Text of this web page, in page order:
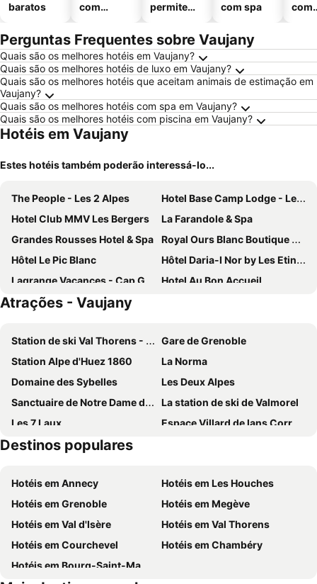
baratos
com
permitem
com spa
com
Perguntas Frequentes sobre Vaujany
Quais são os melhores hotéis em Vaujany?
Quais são os melhores hotéis de luxo em Vaujany?
Quais são os melhores hotéis que aceitam animais de estimação em
Vaujany?
Quais são os melhores hotéis com spa em Vaujany?
Quais são os melhores hotéis com piscina em Vaujany?
Hotéis em Vaujany
Estes hotéis também poderão interessá-lo...
The People - Les 2 Alpes
Hotel Base Camp Lodge - Les 2 Alpes
Hotel Club MMV Les Bergers
La Farandole & Spa
Grandes Rousses Hotel & Spa
Royal Ours Blanc Boutique Hôtel & Spa
Hôtel Le Pic Blanc
Hôtel Daria-I Nor by Les Etincelles
Lagrange Vacances - Cap Green
Hotel Au Bon Accueil
Chalet La Perle de L'Oisans - Appartements d'Exception
Alpenrose
Demeure Sauvage - Etage 2
Pierre & Vacances Residence Les Horizons d'Huez
La Clé des Bois
Hotel Le Terminus
Hotel Oberland
Auberge de la Foret
Hotel Des Alpes
Auberge du Freney
Mercure Les Deux Alpes 1800
Auberge Restaurant du Virage
Hotel Les Flocons
Hotel La Belle Etoile
Madame Vacances Hôtel Ibiza
Hôtel Chalet Mounier
Studio Zodiaque
Atrações - Vaujany
Station de ski Val Thorens - Les Trois Vallées
Gare de Grenoble
Station Alpe d'Huez 1860
La Norma
Domaine des Sybelles
Les Deux Alpes
Sanctuaire de Notre Dame de la Salette
La station de ski de Valmorel
Les 7 Laux
Espace Villard de lans Correncon
Château des ducs de Savoie
Auris en Oisans
Mini-Golf de Prapoutel
La Station de Ski Chamrousse
Sant'Antonio Abate
Domaine skiable Galibier Thabor
La Meije
Lac du Sautet
Lac d'Aiguebelette
Destinos populares
Hotéis em Annecy
Hotéis em Les Houches
Hotéis em Grenoble
Hotéis em Megève
Hotéis em Val d'Isère
Hotéis em Val Thorens
Hotéis em Courchevel
Hotéis em Chambéry
Hotéis em Bourg-Saint-Maurice